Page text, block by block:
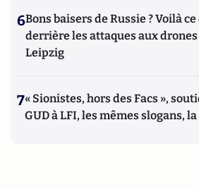
6Bons baisers de Russie ? Voilà
derrière les attaques aux
Leipzig
7« Sionistes, hors des Facs »,
GUD à LFI, les mêmes slogans,